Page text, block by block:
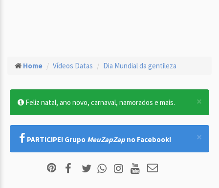
Home Vídeos Datas Dia Mundial da gentileza
×
Feliz natal, ano novo, carnaval, namorados e mais.
×
PARTICIPE! Grupo MeuZapZap no Facebook!